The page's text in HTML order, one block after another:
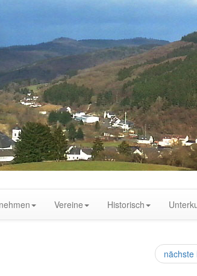
Vereine Historisch
nächste